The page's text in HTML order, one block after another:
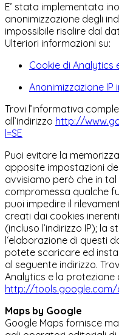
E’ stata implementata
anonimizzazione degli
impossibile risalire dal
Ulteriori informazioni su:
Cookie di Analytics
Anonimizzazione IP
Trovi l’informativa
all’indirizzo http://
l=SE
Puoi evitare la
apposite impostazioni
avvisiamo però che in
compromessa qualche
puoi impedire il
creati dai cookies
(incluso l’indirizzo IP); la
l‘elaborazione di questi
potete scaricare ed
al seguente indirizzo.
Analytics e la protezione
http://
Maps by Google
Google Maps fornisce